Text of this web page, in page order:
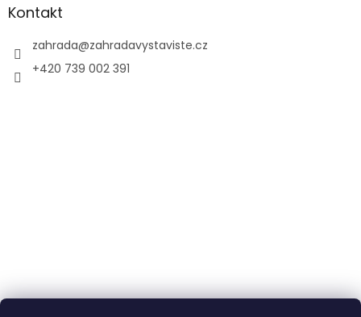
Kontakt
zahrada@zahradavystaviste.cz
+420 739 002 391